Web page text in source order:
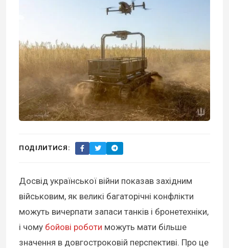
ПОДІЛИТИСЯ:
Досвід української війни показав західним
військовим, як великі багаторічні конфлікти
можуть вичерпати запаси танків і бронетехніки,
і чому бойові роботи можуть мати більше
значення в довгостроковій перспективі. Про це